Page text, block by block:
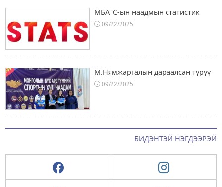
МБАТС-ын наадмын статистик
09/22/2025
М.Нямжаргалын дараалсан түрүү
09/22/2025
БИДЭНТЭЙ НЭГДЭЭРЭЙ